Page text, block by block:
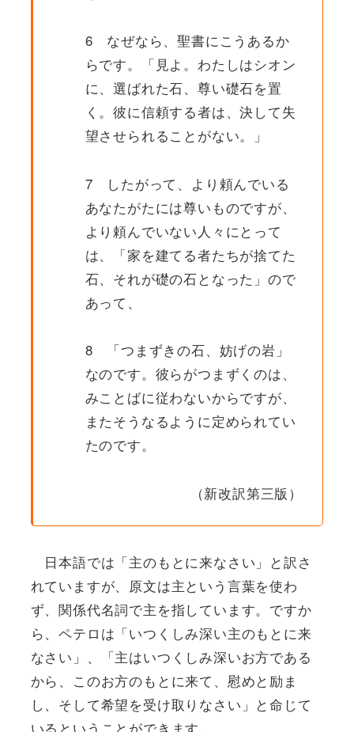
6 なぜなら、聖書にこうあるか
らです。「見よ。わたしはシオン
に、選ばれた石、尊い礎石を置
く。彼に信頼する者は、決して失
望させられることがない。」
7 したがって、より頼んでいる
あなたがたには尊いものですが、
より頼んでいない人々にとって
は、「家を建てる者たちが捨てた
石、それが礎の石となった」ので
あって、
8 「つまずきの石、妨げの岩」
なのです。彼らがつまずくのは、
みことばに従わないからですが、
またそうなるように定められてい
たのです。
（新改訳第三版）
日本語では「主のもとに来なさい」と訳さ
れていますが、原文は主という言葉を使わ
ず、関係代名詞で主を指しています。ですか
ら、ペテロは「いつくしみ深い主のもとに来
なさい」、「主はいつくしみ深いお方である
から、このお方のもとに来て、慰めと励ま
し、そして希望を受け取りなさい」と命じて
いるということができます。